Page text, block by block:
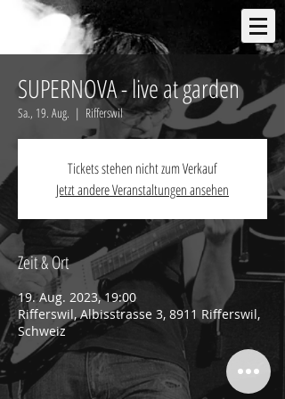
SUPERNOVA - live at garden
Sa., 19. Aug.
  |
Rifferswil
Tickets stehen nicht zum Verkauf
Jetzt andere Veranstaltungen ansehen
Zeit & Ort
19. Aug. 2023, 19:00
Rifferswil, Albisstrasse 3, 8911 Rifferswil,
Schweiz